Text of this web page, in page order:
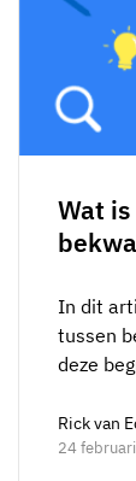
Wat
In dit
tussen
deze
Rick van
24